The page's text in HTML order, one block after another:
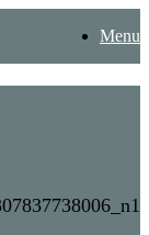
Menu